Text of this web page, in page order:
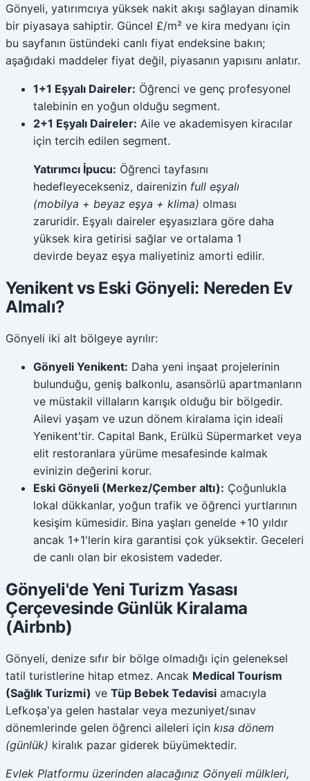
Gönyeli, yatırımcıya yüksek nakit akışı sağlayan dinamik
bir piyasaya sahiptir. Güncel £/m² ve kira medyanı için
bu sayfanın üstündeki canlı fiyat endeksine bakın;
aşağıdaki maddeler fiyat değil, piyasanın yapısını anlatır.
1+1 Eşyalı Daireler: Öğrenci ve genç profesyonel
talebinin en yoğun olduğu segment.
2+1 Eşyalı Daireler: Aile ve akademisyen kiracılar
için tercih edilen segment.
Yatırımcı İpucu: Öğrenci tayfasını
hedefleyecekseniz, dairenizin full eşyalı
(mobilya + beyaz eşya + klima) olması
zaruridir. Eşyalı daireler eşyasızlara göre daha
yüksek kira getirisi sağlar ve ortalama 1
devirde beyaz eşya maliyetiniz amorti edilir.
Yenikent vs Eski Gönyeli: Nereden Ev
Almalı?
Gönyeli iki alt bölgeye ayrılır:
Gönyeli Yenikent: Daha yeni inşaat projelerinin
bulunduğu, geniş balkonlu, asansörlü apartmanların
ve müstakil villaların karışık olduğu bir bölgedir.
Ailevi yaşam ve uzun dönem kiralama için ideali
Yenikent'tir. Capital Bank, Erülkü Süpermarket veya
elit restoranlara yürüme mesafesinde kalmak
evinizin değerini korur.
Eski Gönyeli (Merkez/Çember altı): Çoğunlukla
lokal dükkanlar, yoğun trafik ve öğrenci yurtlarının
kesişim kümesidir. Bina yaşları genelde +10 yıldır
ancak 1+1'lerin kira garantisi çok yüksektir. Geceleri
de canlı olan bir ekosistem vadeder.
Gönyeli'de Yeni Turizm Yasası
Çerçevesinde Günlük Kiralama
(Airbnb)
Gönyeli, denize sıfır bir bölge olmadığı için geleneksel
tatil turistlerine hitap etmez. Ancak Medical Tourism
(Sağlık Turizmi) ve Tüp Bebek Tedavisi amacıyla
Lefkoşa'ya gelen hastalar veya mezuniyet/sınav
dönemlerinde gelen öğrenci aileleri için kısa dönem
(günlük) kiralık pazar giderek büyümektedir.
Evlek Platformu üzerinden alacağınız Gönyeli mülkleri,